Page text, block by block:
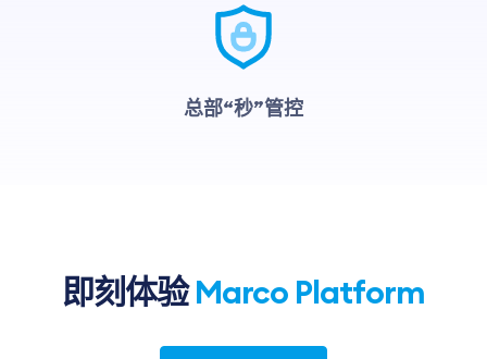
总部“秒”管控
即刻体验Marco Platform